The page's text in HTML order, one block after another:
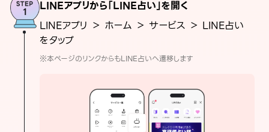
LINEアプリから「LINE占い」を開く
LINEアプリ ＞ ホーム ＞ サービス ＞ LINE占い
をタップ
※本ページのリンクからもLINE占いへ遷移します